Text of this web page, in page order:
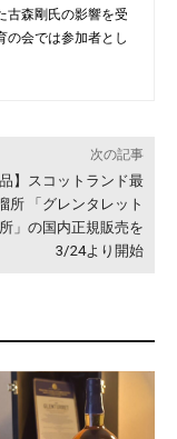
古森剛氏の影響を受
の会では参加者とし
次の記事
品】スコットランド最
所 「グレンタレット
」の国内正規販売を
3/24より開始